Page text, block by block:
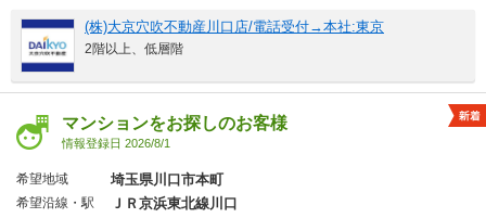
(株)大京穴吹不動産川口店/電話受付→本社:東京
2階以上、低層階
マンションをお探しのお客様
情報登録日 2026/8/1
希望地域 埼玉県川口市本町
希望沿線・駅 ＪＲ京浜東北線川口